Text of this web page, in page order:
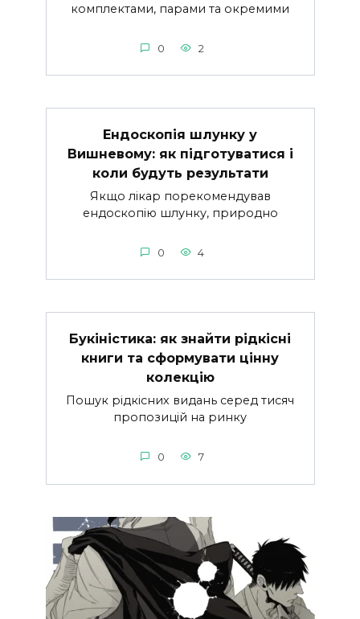
комплектами, парами та окремими
0 2
Ендоскопія шлунку у
Вишневому: як підготуватися і
коли будуть результати
Якщо лікар порекомендував
ендоскопію шлунку, природно
0 4
Букіністика: як знайти рідкісні
книги та сформувати цінну
колекцію
Пошук рідкісних видань серед тисяч
пропозицій на ринку
0 7